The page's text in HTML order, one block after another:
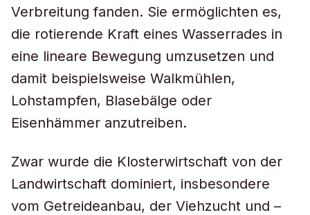
Verbreitung fanden. Sie ermöglichten es,
die rotierende Kraft eines Wasserrades in
eine lineare Bewegung umzusetzen und
damit beispielsweise Walkmühlen,
Lohstampfen, Blasebälge oder
Eisenhämmer anzutreiben.
Zwar wurde die Klosterwirtschaft von der
Landwirtschaft dominiert, insbesondere
vom Getreideanbau, der Viehzucht und –